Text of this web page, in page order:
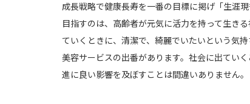
成長戦略で健康長寿を一番の目標に掲げ「生涯
目指すのは、高齢者が元気に活力を持って生き
ていくときに、清潔で、綺麗でいたいという気
美容サービスの出番があります。社会に出てい
進に良い影響を及ぼすことは間違いありません。